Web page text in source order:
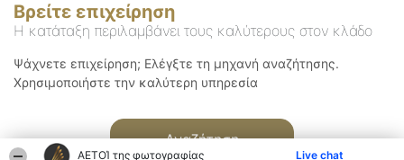
ΑΕΤΟΊ της φωτογραφίας Live chat
Βρείτε επιχείρηση
Η κατάταξη περιλαμβάνει τους καλύτερους στον κλάδο
Ψάχνετε επιχείρηση; Ελέγξτε τη μηχανή αναζήτησης.
Χρησιμοποιήστε την καλύτερη υπηρεσία
Αναζήτηση